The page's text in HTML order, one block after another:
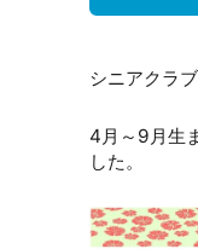
シニアクラ
4月～9月生
した。